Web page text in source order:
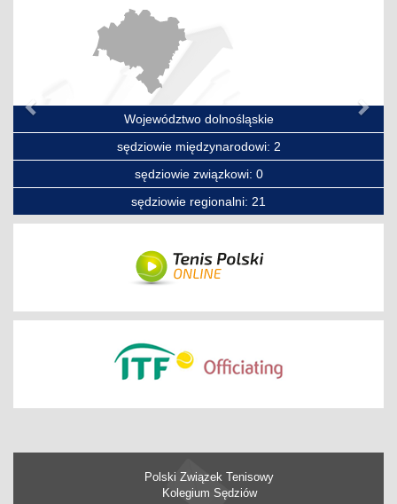
Województwo dolnośląskie
sędziowie międzynarodowi: 2
sędziowie związkowi: 0
sędziowie regionalni: 21
Polski Związek Tenisowy
Kolegium Sędziów